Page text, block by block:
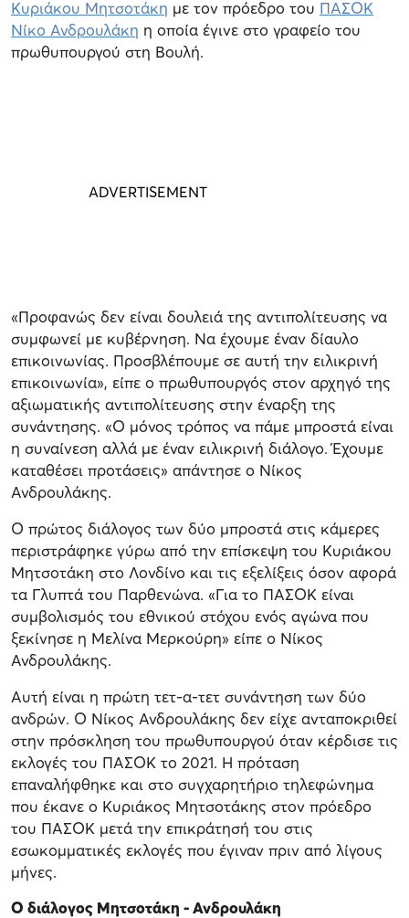
Κυριάκου Μητσοτάκη με τον πρόεδρο του ΠΑΣΟΚ
Νίκο Ανδρουλάκη η οποία έγινε στο γραφείο του
πρωθυπουργού στη Βουλή.
«Προφανώς δεν είναι δουλειά της αντιπολίτευσης να
συμφωνεί με κυβέρνηση. Να έχουμε έναν δίαυλο
επικοινωνίας. Προσβλέπουμε σε αυτή την ειλικρινή
επικοινωνία», είπε ο πρωθυπουργός στον αρχηγό της
αξιωματικής αντιπολίτευσης στην έναρξη της
συνάντησης. «Ο μόνος τρόπος να πάμε μπροστά είναι
η συναίνεση αλλά με έναν ειλικρινή διάλογο. Έχουμε
καταθέσει προτάσεις» απάντησε ο Νίκος
Ανδρουλάκης.
Ο πρώτος διάλογος των δύο μπροστά στις κάμερες
περιστράφηκε γύρω από την επίσκεψη του Κυριάκου
Μητσοτάκη στο Λονδίνο και τις εξελίξεις όσον αφορά
τα Γλυπτά του Παρθενώνα. «Για το ΠΑΣΟΚ είναι
συμβολισμός του εθνικού στόχου ενός αγώνα που
ξεκίνησε η Μελίνα Μερκούρη» είπε ο Νίκος
Ανδρουλάκης.
Αυτή είναι η πρώτη τετ-α-τετ συνάντηση των δύο
ανδρών. Ο Νίκος Ανδρουλάκης δεν είχε ανταποκριθεί
στην πρόσκληση του πρωθυπουργού όταν κέρδισε τις
εκλογές του ΠΑΣΟΚ το 2021. Η πρόταση
επαναλήφθηκε και στο συγχαρητήριο τηλεφώνημα
που έκανε ο Κυριάκος Μητσοτάκης στον πρόεδρο
του ΠΑΣΟΚ μετά την επικράτησή του στις
εσωκομματικές εκλογές που έγιναν πριν από λίγους
μήνες.
Ο διάλογος Μητσοτάκη - Ανδρουλάκη